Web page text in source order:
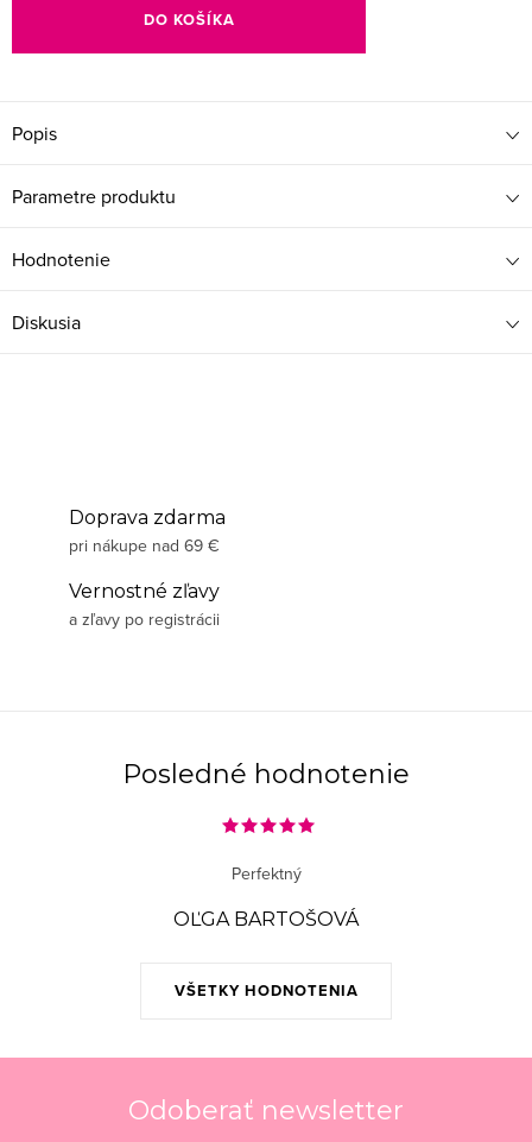
DO KOŠÍKA
Popis
Parametre produktu
Hodnotenie
Diskusia
Doprava zdarma
pri nákupe nad 69 €
Vernostné zľavy
a zľavy po registrácii
Posledné hodnotenie
VŠETKY HODNOTENIA
Perfektný
OĽGA BARTOŠOVÁ
Odoberať newsletter